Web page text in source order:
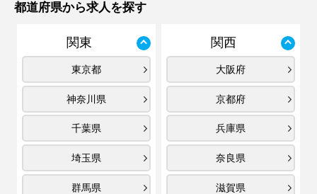
都道府県から求人を探す
関東
東京都
神奈川県
千葉県
埼玉県
群馬県
関西
大阪府
京都府
兵庫県
奈良県
滋賀県